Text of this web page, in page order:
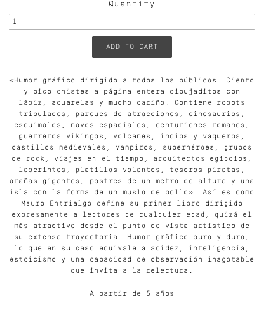
Quantity
«Humor gráfico dirigido a todos los públicos. Ciento
y pico chistes a página entera dibujaditos con
lápiz, acuarelas y mucho cariño. Contiene robots
tripulados, parques de atracciones, dinosaurios,
esquimales, naves espaciales, centuriones romanos,
guerreros vikingos, volcanes, indios y vaqueros,
castillos medievales, vampiros, superhéroes, grupos
de rock, viajes en el tiempo, arquitectos egipcios,
laberintos, platillos volantes, tesoros piratas,
arañas gigantes, postres de un metro de altura y una
isla con la forma de un muslo de pollo». Así es como
Mauro Entrialgo define su primer libro dirigido
expresamente a lectores de cualquier edad, quizá el
más atractivo desde el punto de vista artístico de
su extensa trayectoria. Humor gráfico puro y duro,
lo que en su caso equivale a acidez, inteligencia,
estoicismo y una capacidad de observación inagotable
que invita a la relectura.
A partir de 5 años